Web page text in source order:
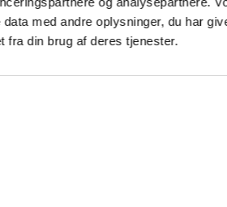
med andre oplysninger, du har
fra din brug af deres tjenester.